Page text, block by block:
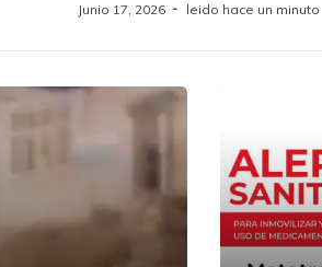
Junio 17, 2026 leido hace un minuto
Xonacatepec
presunto ladrón